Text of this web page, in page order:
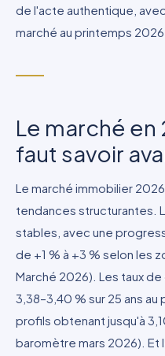
de l'acte authentique,
marché au printemps 2026.
Le marché
faut savoir
Le marché immobilier
tendances structurantes.
stables, avec une
de +1 % à +3 % selon les
Marché 2026). Les taux
3,38–3,40 % sur 25 ans
profils obtenant jusqu'à
baromètre mars 2026). Et